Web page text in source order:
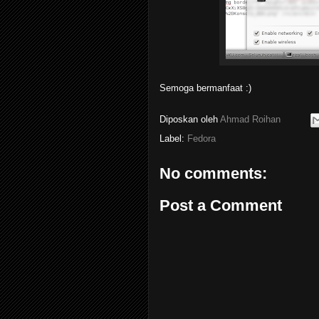
Semoga bermanfaat :)
Diposkan oleh Ahmad Roihan
Label: Fedora
No comments:
Post a Comment